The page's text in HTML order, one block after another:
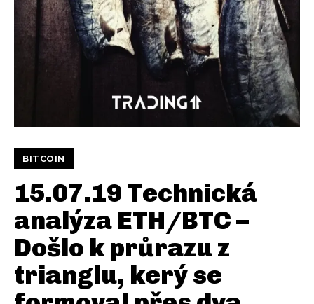
BITCOIN
15.07.19 Technická
analýza ETH/BTC –
Došlo k průrazu z
trianglu, kerý se